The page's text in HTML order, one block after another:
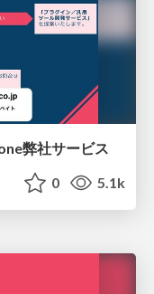
弊社サービス
0 5.1k